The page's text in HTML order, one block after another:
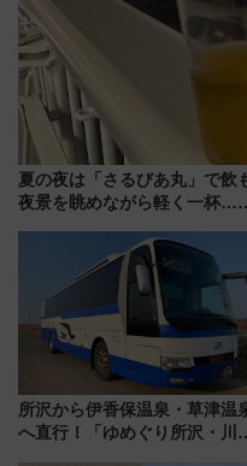
夏の夜は「さるびあ丸」で飲
夜景を眺めながら軽く一杯
所沢から伊香保温泉・草津温
へ直行！「ゆめぐり所沢・川